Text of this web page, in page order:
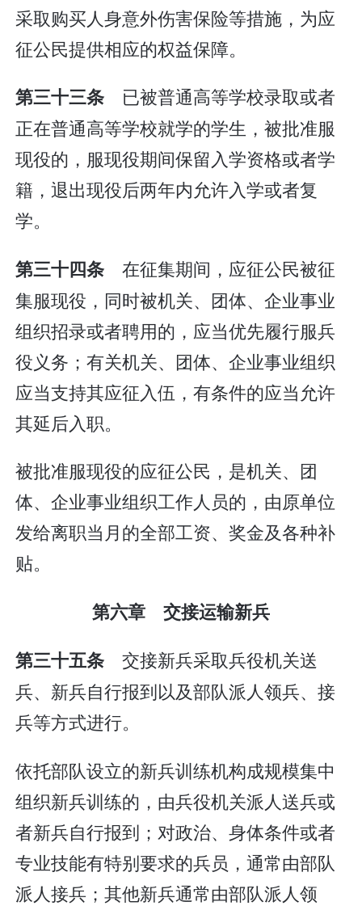
采取购买人身意外伤害保险等措施，为应
征公民提供相应的权益保障。
第三十三条 已被普通高等学校录取或者
正在普通高等学校就学的学生，被批准服
现役的，服现役期间保留入学资格或者学
籍，退出现役后两年内允许入学或者复
学。
第三十四条 在征集期间，应征公民被征
集服现役，同时被机关、团体、企业事业
组织招录或者聘用的，应当优先履行服兵
役义务；有关机关、团体、企业事业组织
应当支持其应征入伍，有条件的应当允许
其延后入职。
被批准服现役的应征公民，是机关、团
体、企业事业组织工作人员的，由原单位
发给离职当月的全部工资、奖金及各种补
贴。
第六章 交接运输新兵
第三十五条 交接新兵采取兵役机关送
兵、新兵自行报到以及部队派人领兵、接
兵等方式进行。
依托部队设立的新兵训练机构成规模集中
组织新兵训练的，由兵役机关派人送兵或
者新兵自行报到；对政治、身体条件或者
专业技能有特别要求的兵员，通常由部队
派人接兵；其他新兵通常由部队派人领